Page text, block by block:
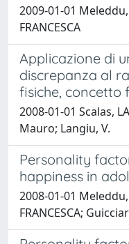
2009-01-01
FRANCESCA
Applicazione di
discrepanza al
fisiche, concetto
2008-01-01 Scalas,
Mauro; Langiu, V.
Personality
happiness in
2008-01-01
FRANCESCA;